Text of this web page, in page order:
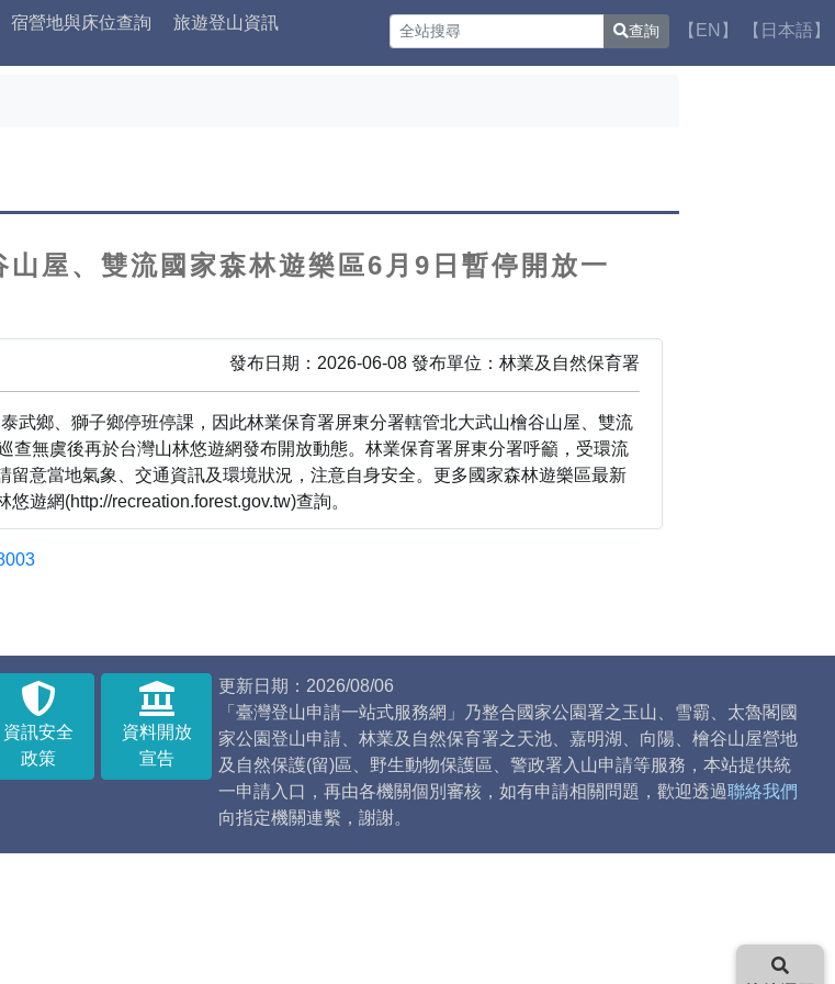
查詢 【EN】 【日本語】
宿營地與床位查詢
旅遊登山資訊
山屋、雙流國家森林遊樂區6月9日暫停開放一
發布日期：2026-06-08 發布單位：林業及自然保育署
武鄉、獅子鄉停班停課，因此林業保育署屏東分署轄管北大武山檜谷山屋、雙流
查無虞後再於台灣山林悠遊網發布開放動態。林業保育署屏東分署呼籲，受環流
意當地氣象、交通資訊及環境狀況，注意自身安全。更多國家森林遊樂區最新
遊網(http://recreation.forest.gov.tw)查詢。
資訊安全
政策
資料開放
宣告
更新日期：2026/08/06
「臺灣登山申請一站式服務網」乃整合國家公園署之玉山、雪霸、太魯閣國
家公園登山申請、林業及自然保育署之天池、嘉明湖、向陽、檜谷山屋營地
及自然保護(留)區、野生動物保護區、警政署入山申請等服務，本站提供統
一申請入口，再由各機關個別審核，如有申請相關問題，歡迎透過聯絡我們
向指定機關連繫，謝謝。